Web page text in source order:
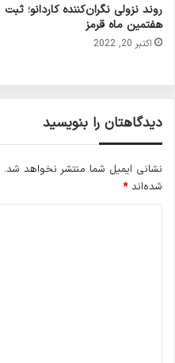
روند نزولی نگران‌کننده کاردانو؛ ثبت
هفتمین ماه قرمز
اکتبر 20, 2022
دیدگاهتان را بنویسید
نشانی ایمیل شما منتشر نخواهد شد.
شده‌اند*